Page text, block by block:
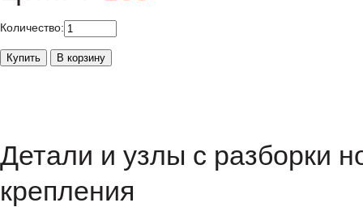
Количество:
Детали и узлы с разборки
крепления